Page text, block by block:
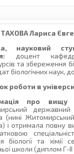
Лариса
науковий
доцент
та збереження
біологічних наук,
роботи в
про вищу
державний
(нині
і отримала повну
біології та
школи (диплом Г-